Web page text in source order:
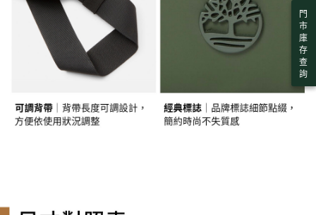
門
市
庫
存
查
詢